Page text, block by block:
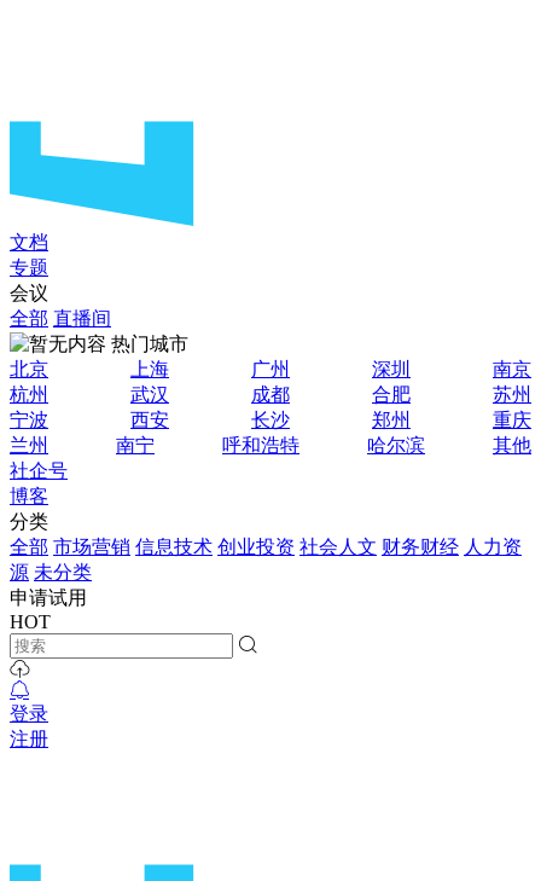
文档
专题
会议
全部 直播间
热门城市
北京
上海 广州 深圳
南京
杭州
武汉 成都 合肥
苏州
宁波
西安 长沙 郑州
重庆
兰州
南宁 呼和浩特 哈尔滨
其他
社企号
博客
分类
全部 市场营销 信息技术 创业投资 社会人文 财务财经 人力资
源 未分类
申请试用
HOT
登录
注册